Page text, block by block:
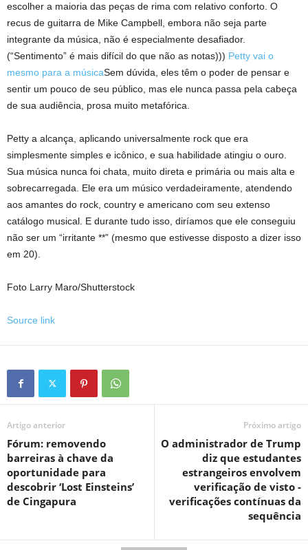
escolher a maioria das peças de rima com relativo conforto. O
recus de guitarra de Mike Campbell, embora não seja parte
integrante da música, não é especialmente desafiador.
(“Sentimento” é mais difícil do que não as notas))) Petty vai o
mesmo para a músicaSem dúvida, eles têm o poder de pensar e
sentir um pouco de seu público, mas ele nunca passa pela cabeça
de sua audiência, prosa muito metafórica.
Petty a alcança, aplicando universalmente rock que era
simplesmente simples e icônico, e sua habilidade atingiu o ouro.
Sua música nunca foi chata, muito direta e primária ou mais alta e
sobrecarregada. Ele era um músico verdadeiramente, atendendo
aos amantes do rock, country e americano com seu extenso
catálogo musical. E durante tudo isso, diríamos que ele conseguiu
não ser um “irritante **” (mesmo que estivesse disposto a dizer isso
em 20).
Foto Larry Maro/Shutterstock
Source link
Artigo anterior
Fórum: removendo
barreiras à chave da
oportunidade para
descobrir ‘Lost Einsteins’
de Cingapura
Próximo artigo
O administrador de Trump
diz que estudantes
estrangeiros envolvem
verificação de visto -
verificações contínuas da
sequência